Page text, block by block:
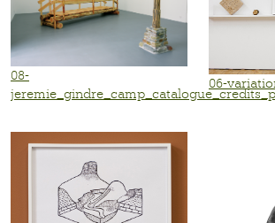
08-
06-